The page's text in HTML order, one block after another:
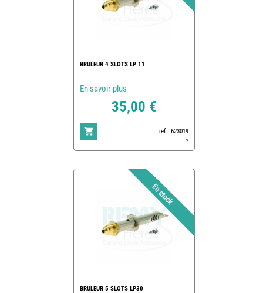
BRULEUR 4 SLOTS LP 11
En savoir plus
35,00 €
ref : 623019
2
BRULEUR 5 SLOTS LP30